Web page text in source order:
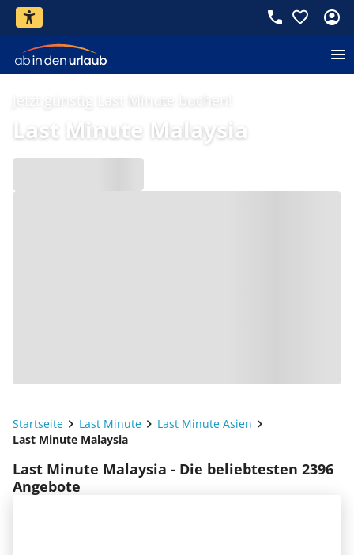
Jetzt günstig Last Minute buchen!
Last Minute Malaysia
Startseite Last Minute
Last Minute Asien
Last Minute Malaysia
Last Minute Malaysia - Die beliebtesten 2396
Angebote